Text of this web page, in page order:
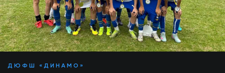
ДЮФШ «ДИНАМО»